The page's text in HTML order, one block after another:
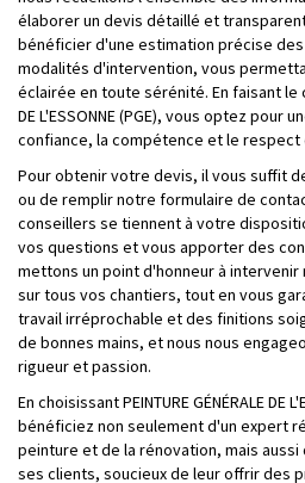
élaborer un devis détaillé et
bénéficier d'une estimation précise
modalités d'intervention, vous
éclairée en toute sérénité. En faisant le
DE L'ESSONNE (PGE), vous optez pour
confiance, la compétence et le
Pour obtenir votre devis, il vous suffit
ou de remplir notre formulaire de
conseillers se tiennent à votre
vos questions et vous apporter des
mettons un point d'honneur à
sur tous vos chantiers, tout en vous
travail irréprochable et des finitions
de bonnes mains, et nous nous
rigueur et passion.
En choisissant PEINTURE GÉNÉRALE DE
bénéficiez non seulement d'un expert
peinture et de la rénovation, mais
ses clients, soucieux de leur offrir des